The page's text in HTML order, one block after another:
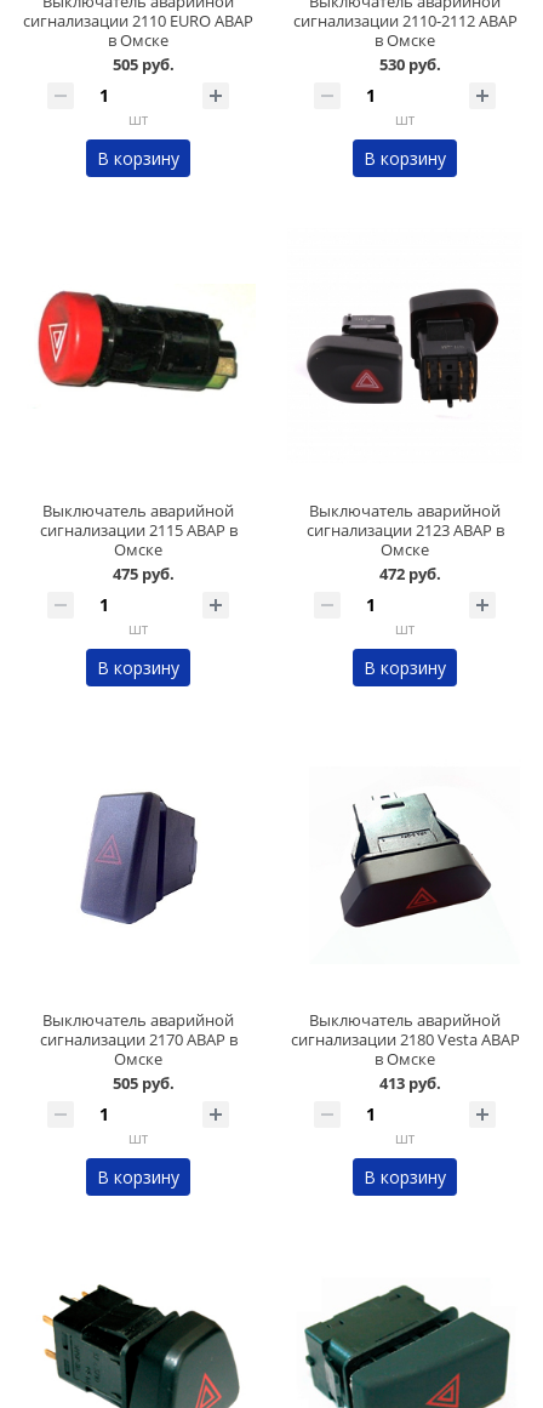
сигнализации 2110 EURO АВАР
в Омске
505 руб.
шт
В корзину
сигнализации 2110-2112 АВАР
в Омске
530 руб.
шт
В корзину
Выключатель аварийной
сигнализации 2115 АВАР в
Омске
475 руб.
шт
В корзину
Выключатель аварийной
сигнализации 2123 АВАР в
Омске
472 руб.
шт
В корзину
Выключатель аварийной
сигнализации 2170 АВАР в
Омске
505 руб.
шт
В корзину
Выключатель аварийной
сигнализации 2180 Vesta АВАР
в Омске
413 руб.
шт
В корзину